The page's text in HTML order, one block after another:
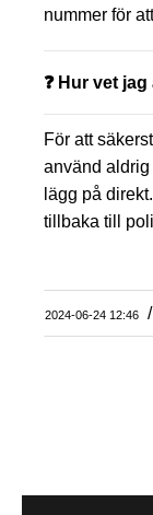
nummer för
❓ Hur vet
För att
använd
lägg på
tillbaka till
2024-06-24 12:46 /